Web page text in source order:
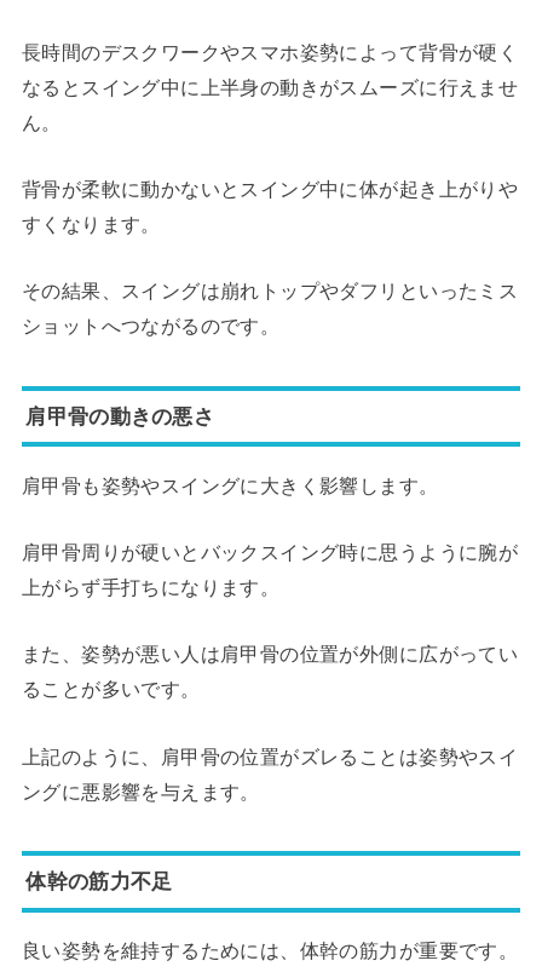
長時間のデスクワークやスマホ姿勢によって背骨が硬く
なるとスイング中に上半身の動きがスムーズに行えませ
ん。
背骨が柔軟に動かないとスイング中に体が起き上がりや
すくなります。
その結果、スイングは崩れトップやダフリといったミス
ショットへつながるのです。
肩甲骨の動きの悪さ
肩甲骨も姿勢やスイングに大きく影響します。
肩甲骨周りが硬いとバックスイング時に思うように腕が
上がらず手打ちになります。
また、姿勢が悪い人は肩甲骨の位置が外側に広がってい
ることが多いです。
上記のように、肩甲骨の位置がズレることは姿勢やスイ
ングに悪影響を与えます。
体幹の筋力不足
良い姿勢を維持するためには、体幹の筋力が重要です。